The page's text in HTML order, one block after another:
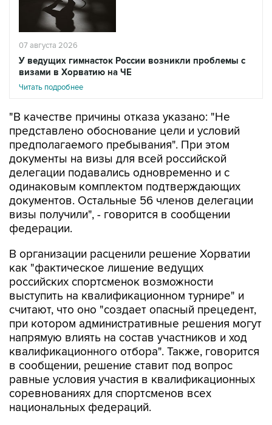
07 августа 2026
У ведущих гимнасток России возникли проблемы с
визами в Хорватию на ЧЕ
Читать подробнее
"В качестве причины отказа указано: "Не
представлено обоснование цели и условий
предполагаемого пребывания". При этом
документы на визы для всей российской
делегации подавались одновременно и с
одинаковым комплектом подтверждающих
документов. Остальные 56 членов делегации
визы получили", - говорится в сообщении
федерации.
В организации расценили решение Хорватии
как "фактическое лишение ведущих
российских спортсменок возможности
выступить на квалификационном турнире" и
считают, что оно "создает опасный прецедент,
при котором административные решения могут
напрямую влиять на состав участников и ход
квалификационного отбора". Также, говорится
в сообщении, решение ставит под вопрос
равные условия участия в квалификационных
соревнованиях для спортсменов всех
национальных федераций.